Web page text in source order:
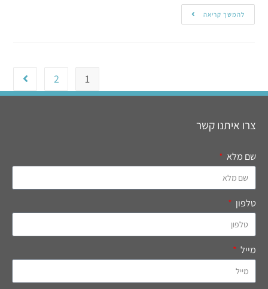
להמשך קריאה
1
2
צרו איתנו קשר
שם מלא
טלפון
מייל